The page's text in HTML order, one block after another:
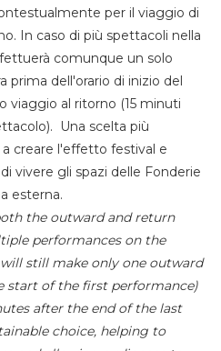
per il viaggio di
In caso di più spettacoli nella
comunque un solo
prima dell'orario di inizio del
viaggio al ritorno (15 minuti
Una scelta più
creare l'effetto festival e
vivere gli spazi delle Fonderie
esterna.
the outward and return
performances on the
still make only one outward
start of the first performance)
after the end of the last
choice, helping to